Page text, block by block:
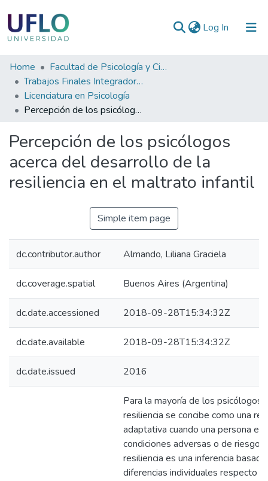
Log In (current)
Communities
&
Collections
Statistics
Home
Facultad de Psicología y Ciencias Sociales
Trabajos Finales Integradores (TFI) de Grado
Licenciatura en Psicología
Percepción de los psicólogos acerca del desarrollo de la resiliencia en el maltrato infantil
Percepción de los psicólogos
acerca del desarrollo de la
resiliencia en el maltrato infantil
Simple item page
dc.contributor.author Almando, Liliana Graciela
dc.coverage.spatial Buenos Aires (Argentina)
dc.date.accessioned 2018-09-28T15:34:32Z
dc.date.available 2018-09-28T15:34:32Z
dc.date.issued 2016
Para la mayoría de los psicólogos,
resiliencia se concibe como una
adaptativa cuando una persona
condiciones adversas o de riesgo.
resiliencia es una inferencia
diferencias individuales respecto a